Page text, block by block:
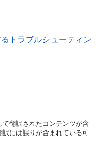
トラブルシューティン
翻訳されたコンテンツが含
訳には誤りが含まれている可